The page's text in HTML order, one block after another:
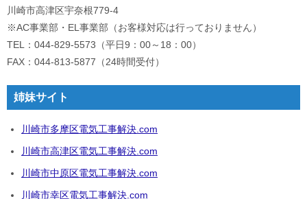
川崎市高津区宇奈根779-4
※AC事業部・EL事業部（お客様対応は行っておりません）
TEL：044-829-5573（平日9：00～18：00）
FAX：044-813-5877（24時間受付）
姉妹サイト
川崎市多摩区電気工事解決.com
川崎市高津区電気工事解決.com
川崎市中原区電気工事解決.com
川崎市幸区電気工事解決.com